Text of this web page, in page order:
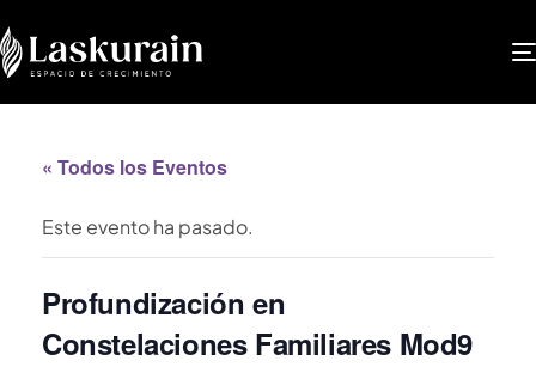
« Todos los Eventos
Este evento ha pasado.
Profundización en
Constelaciones Familiares Mod9